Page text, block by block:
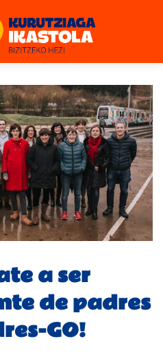
a ser
de padres
GO!